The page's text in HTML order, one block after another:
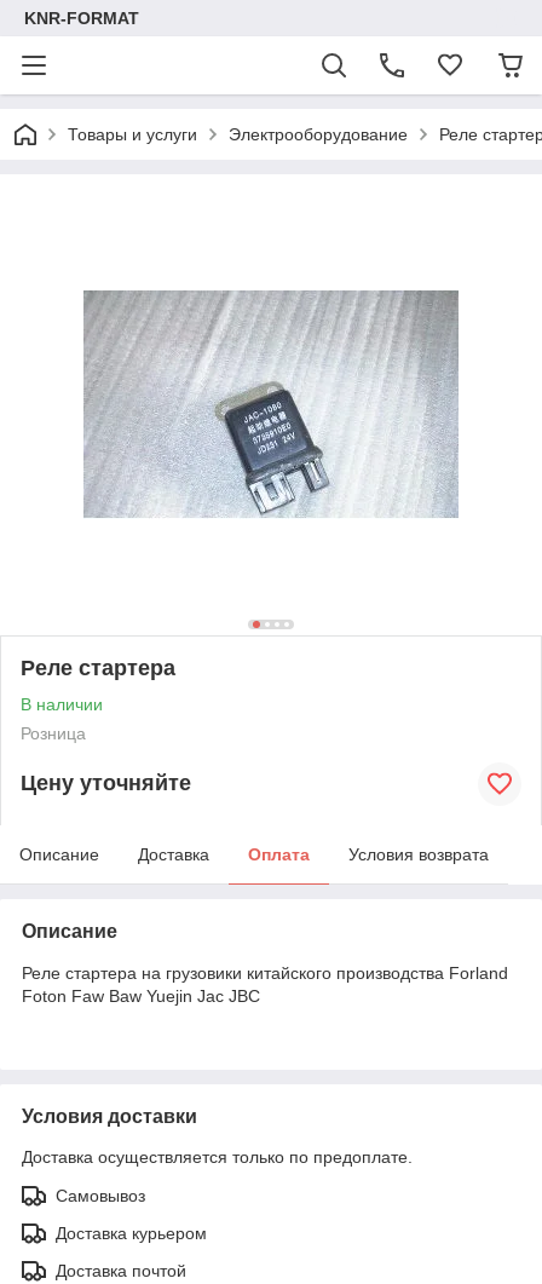
KNR-FORMAT
Товары и услуги Электрооборудование Реле
Реле стартера
В наличии
Розница
Цену уточняйте
Описание Доставка Оплата Условия возврата
Описание
Реле стартера на грузовики китайского производства Forland
Foton Faw Baw Yuejin Jac JBC
Условия доставки
Доставка осуществляется только по предоплате.
Самовывоз
Доставка курьером
Доставка почтой